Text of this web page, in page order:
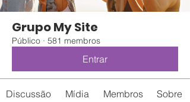
Grupo My Site
Público · 581 membros
Entrar
Discussão Mídia Membros Sobre